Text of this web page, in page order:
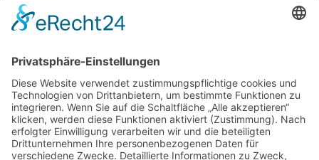
Über uns
Aktivitäten
Mitgliedschaft
Partnernetze
Veranstaltungen
Alle Veranstaltungen